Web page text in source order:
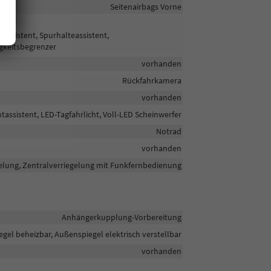
Seitenairbags Vorne
Spurhalteassistent,
vorhanden
Rückfahrkamera
vorhanden
LED-Tagfahrlicht, Voll-LED Scheinwerfer
Notrad
vorhanden
Zentralverriegelung mit Funkfernbedienung
Anhängerkupplung-Vorbereitung
beheizbar, Außenspiegel elektrisch verstellbar
vorhanden